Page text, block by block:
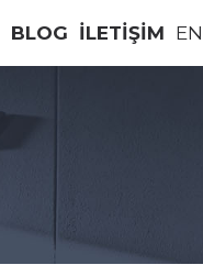
BLOG İLETİŞİM EN